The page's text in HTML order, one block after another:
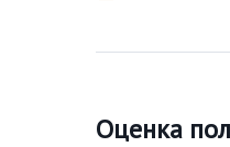
Оценка